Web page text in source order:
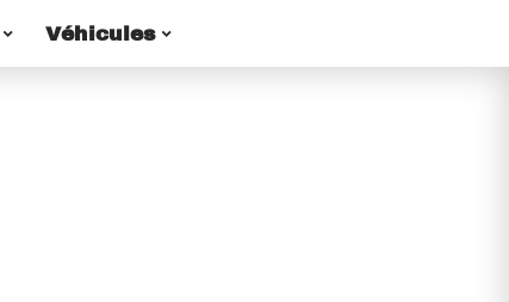
Véhicules